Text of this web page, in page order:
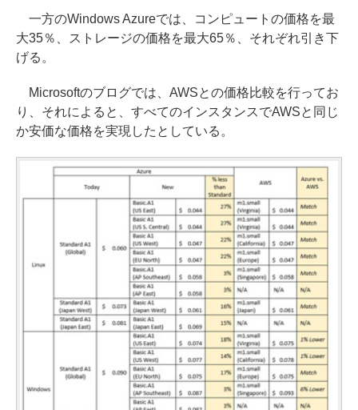
一方のWindows Azureでは、コンピュートの価格を最
大35％、ストレージの価格を最大65％、それぞれ引き下
げる。
Microsoftのブログでは、AWSとの価格比較を行ってお
り、それによると、すべてのインスタンスでAWSと同じ
か安価な価格を実現したとしている。